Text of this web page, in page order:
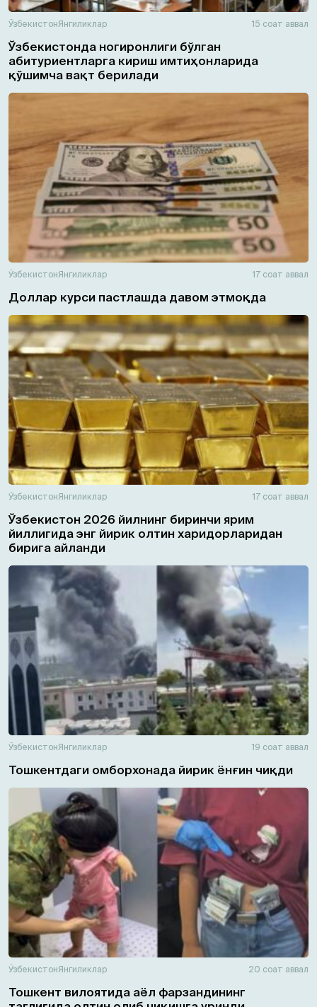
ЎзбекистонЯнгиликлар 15 соат аввал
Ўзбекистонда ногиронлиги бўлган
абитуриентларга кириш имтиҳонларида
қўшимча вақт берилади
ЎзбекистонЯнгиликлар 17 соат аввал
Доллар курси пастлашда давом этмоқда
ЎзбекистонЯнгиликлар 17 соат аввал
Ўзбекистон 2026 йилнинг биринчи ярим
йиллигида энг йирик олтин харидорларидан
бирига айланди
ЎзбекистонЯнгиликлар 19 соат аввал
Тошкентдаги омборхонада йирик ёнғин чиқди
ЎзбекистонЯнгиликлар 20 соат аввал
Тошкент вилоятида аёл фарзандининг